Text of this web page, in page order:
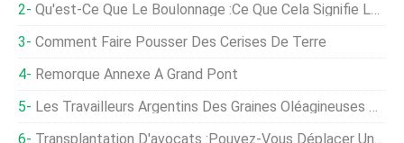
Qu'est-Ce Que Le Boulonnage :ce Que Cela Signifie Lorsqu'une Usine Se Boulonne
Comment Faire Pousser Des Cerises De Terre
Remorque Annexe À Grand Pont
Les Travailleurs Argentins Des Graines Oléagineuses Se Mettent En Grève Dans Les Principaux Ports
Transplantation D'avocats :pouvez-Vous Déplacer Un Avocatier Mature